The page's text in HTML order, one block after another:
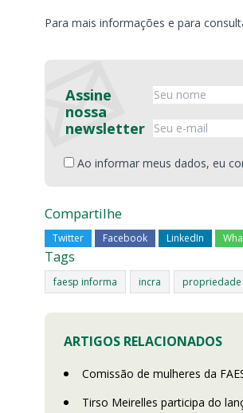
Para mais informações e para
Assine
nossa
newsletter
Ao informar meus dados, eu
Compartilhe
Twitter Facebook LinkedIn
Tags
faesp informa incra propriedade
ARTIGOS RELACIONADOS
Comissão de mulheres da
Tirso Meirelles participa do